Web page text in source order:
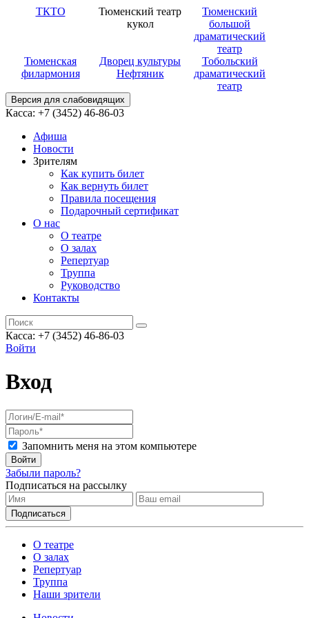
ТКТО
Тюменский театр
кукол
Тюменский
большой
драматический
театр
Тюменская
филармония
Дворец культуры
Нефтяник
Тобольский
драматический
театр
Версия для слабовидящих
Касса: +7 (3452) 46-86-03
Афиша
Новости
Зрителям
Как купить билет
Как вернуть билет
Правила посещения
Подарочный сертификат
О нас
О театре
О залах
Репертуар
Труппа
Руководство
Контакты
Касса: +7 (3452) 46-86-03
Войти
Вход
Запомнить меня на этом компьютере
Войти
Забыли пароль?
Подписаться на рассылку
О театре
О залах
Репертуар
Труппа
Наши зрители